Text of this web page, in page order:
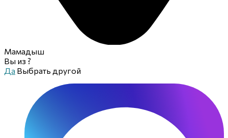
Мамадыш
Вы из ?
Да Выбрать другой